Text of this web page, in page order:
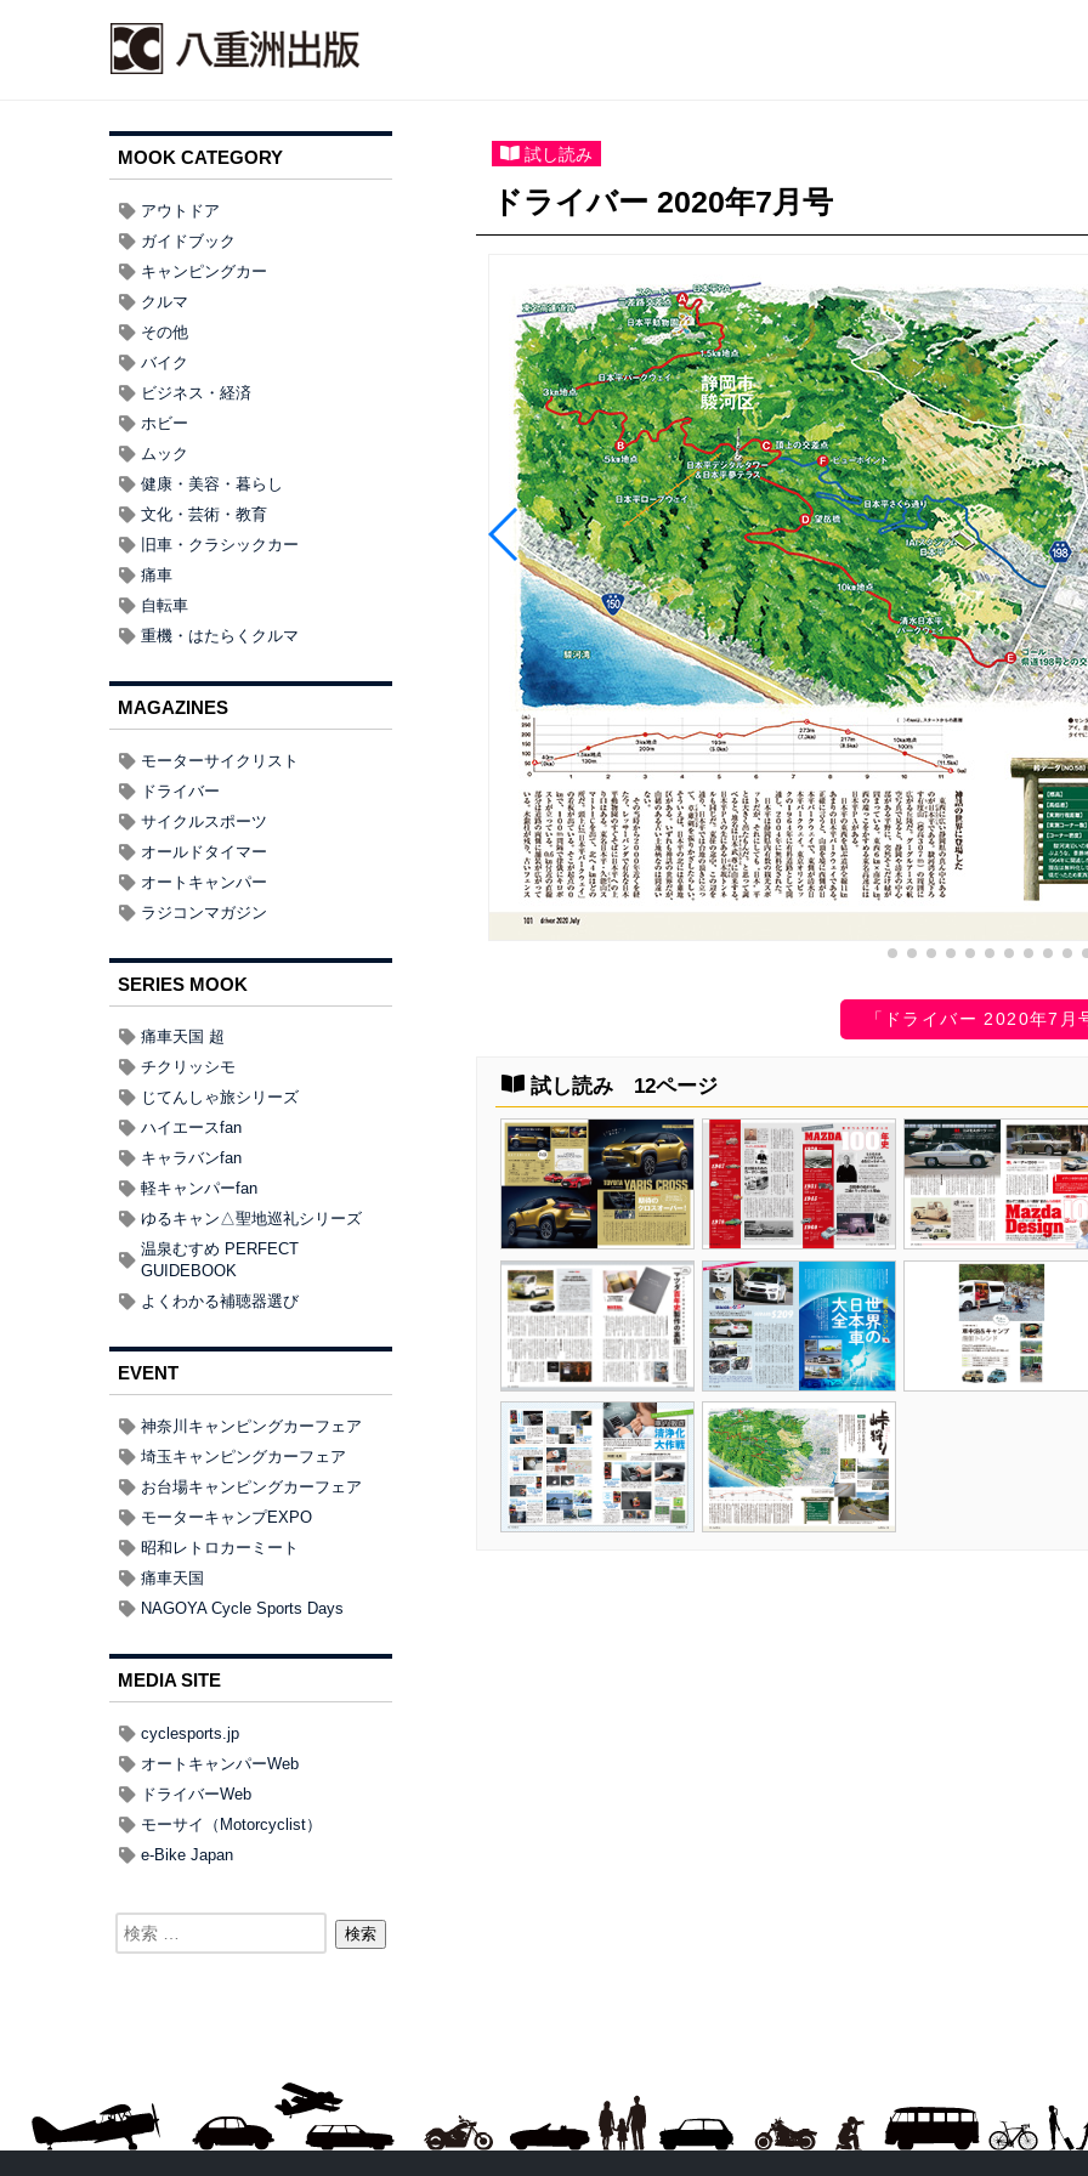
試し読み
ドライバー 2020年7月号
「ドライバー 2020年7月
試し読み 12ページ
MOOK CATEGORY
アウトドア
ガイドブック
キャンピングカー
クルマ
その他
バイク
ビジネス・経済
ホビー
ムック
健康・美容・暮らし
文化・芸術・教育
旧車・クラシックカー
痛車
自転車
重機・はたらくクルマ
MAGAZINES
モーターサイクリスト
ドライバー
サイクルスポーツ
オールドタイマー
オートキャンパー
ラジコンマガジン
SERIES MOOK
痛車天国 超
チクリッシモ
じてんしゃ旅シリーズ
ハイエースfan
キャラバンfan
軽キャンパーfan
ゆるキャン△聖地巡礼シリーズ
温泉むすめ PERFECT
GUIDEBOOK
よくわかる補聴器選び
EVENT
神奈川キャンピングカーフェア
埼玉キャンピングカーフェア
お台場キャンピングカーフェア
モーターキャンプEXPO
昭和レトロカーミート
痛車天国
NAGOYA Cycle Sports Days
MEDIA SITE
cyclesports.jp
オートキャンパーWeb
ドライバーWeb
モーサイ（Motorcyclist）
e-Bike Japan